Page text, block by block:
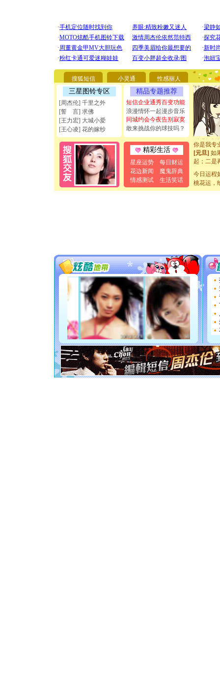
搜狐短信 小灵通 性感丽人
三星图铃专区
[周杰伦] 千里之外
[誓 言] 求佛
[王力宏] 大城小爱
[王心凌] 花的嫁纱
精品专题推荐
短信企业通秀百变功能
浪漫情怀一起漫步音乐
同城约会今夜告别寂寞
敢来挑战你的球技吗？
精彩生活
星座运势
每日财运
花边新闻
魔鬼辞典
情感测试
生活笑话
[圣诞节]
要平安！
[圣诞节]
能正大光
天都要快
[圣诞节]
如意,快
[元旦]看
断电。爱
你是我专
[元旦] 如
起；二是
[元旦]当
泣，这痛
卖了。水
你太多，
要平安
[圣诞节]
能正大
天都要快
[圣诞节]
如意,快
[元旦]
看
断电。
你是我
[元旦]如
起；二是
离。水晶
[元旦]当
泣，这痛
今日运程
桃花运，